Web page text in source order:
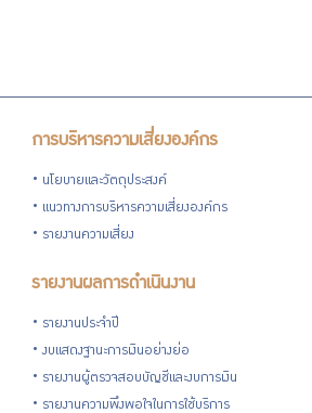
การบริหารความเสี่ยงองค์กร
นโยบายและวัตถุประสงค์
แนวทางการบริหารความเสี่ยงองค์กร
รายงานความเสี่ยง
รายงานผลการดำเนินงาน
รายงานประจำปี
งบแสดงฐานะการเงินอย่างย่อ
รายงานผู้ตรวจสอบบัญชีและงบการเงิน
รายงานความพึงพอใจในการใช้บริการ